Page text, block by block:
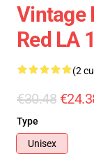
Vintage
Red LA
(2
€30.48
Type
Unisex